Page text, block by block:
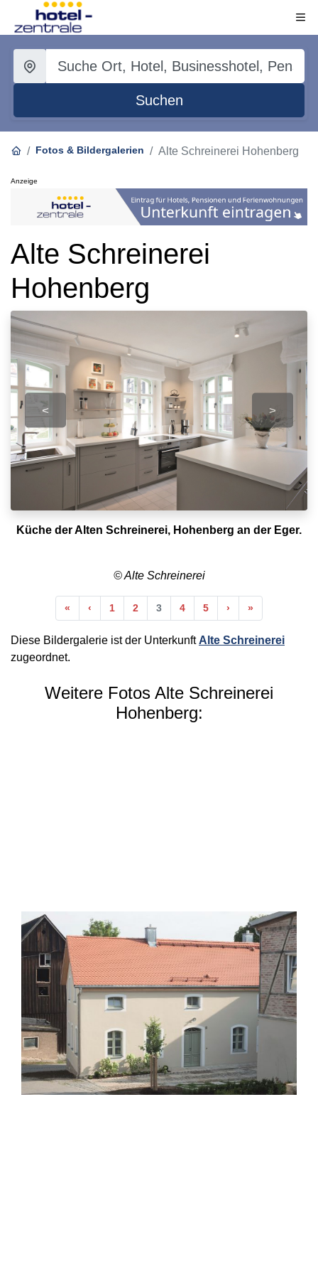
Suchen
Fotos & Bildergalerien Alte Schreinerei Hohenberg
Anzeige
Alte Schreinerei
Hohenberg
< >
Küche der Alten Schreinerei, Hohenberg an der Eger.
© Alte Schreinerei
« Anfang
‹ Vorherige
1 2 3 4 5 › Nächste
»
Diese Bildergalerie ist der Unterkunft Alte Schreinerei
zugeordnet.
Weitere Fotos Alte Schreinerei
Hohenberg: